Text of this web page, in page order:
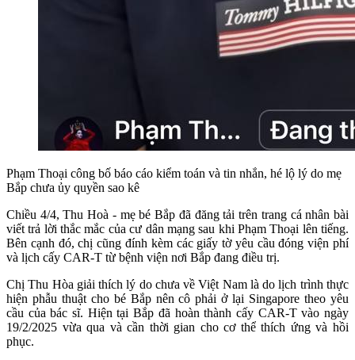
Phạm Thoại công bố báo cáo kiểm toán và tin nhắn, hé lộ lý do mẹ
Bắp chưa ủy quyền sao kê
Chiều 4/4, Thu Hoà - mẹ bé Bắp đã đăng tải trên trang cá nhân bài
viết trả lời thắc mắc của cư dân mạng sau khi Phạm Thoại lên tiếng.
Bên cạnh đó, chị cũng đính kèm các giấy tờ yêu cầu đóng viện phí
và lịch cấy CAR-T từ bệnh viện nơi Bắp đang điều trị.
Chị Thu Hòa giải thích lý do chưa về Việt Nam là do lịch trình thực
hiện phẫu thuật cho bé Bắp nên cô phải ở lại Singapore theo yêu
cầu của bác sĩ. Hiện tại Bắp đã hoàn thành cấy CAR-T vào ngày
19/2/2025 vừa qua và cần thời gian cho cơ thể thích ứng và hồi
phục.